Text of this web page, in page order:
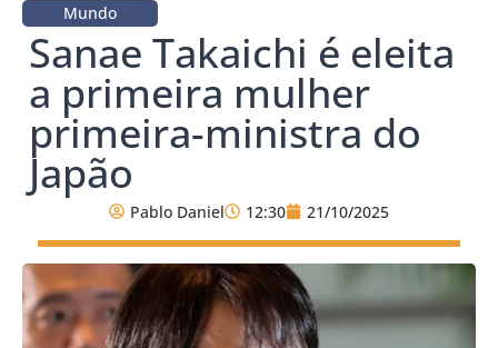
Mundo
Sanae Takaichi é eleita
a primeira mulher
primeira-ministra do
Japão
Pablo Daniel 12:30 21/10/2025